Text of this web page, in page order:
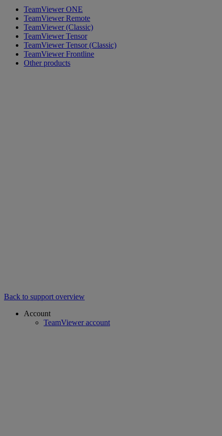
TeamViewer ONE
TeamViewer Remote
TeamViewer (Classic)
TeamViewer Tensor
TeamViewer Tensor (Classic)
TeamViewer Frontline
Other products
Back to support overview
Account
TeamViewer account